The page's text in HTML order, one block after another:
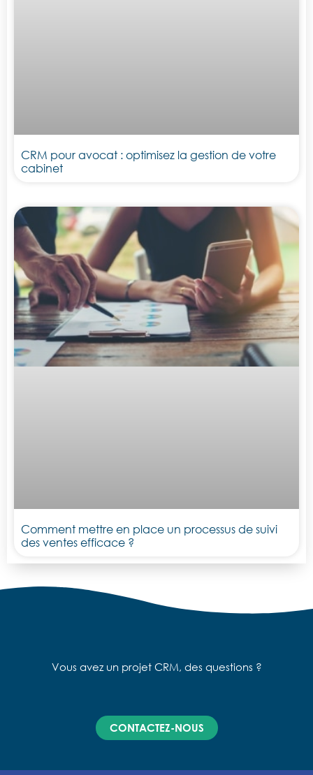
CRM pour avocat : optimisez la gestion de votre
cabinet
Comment mettre en place un processus de suivi
des ventes efficace ?
Vous avez un projet CRM, des questions ?
CONTACTEZ-NOUS